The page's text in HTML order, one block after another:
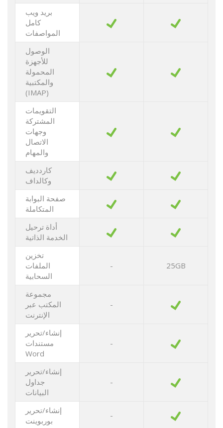
بريد ويب
كامل
المواصفات
الوصول
للأجهزة
المحمولة
والمكتبية
(IMAP)
التقويمات
المشتركة
وجهات
الاتصال
والمهام
كاردديف
وكالداف
صفحة البوابة
المتكاملة
أداة ترحيل
الخدمة الذاتية
تخزين
الملفات
السحابية
- 25GB
مجموعة
المكتب عبر
الإنترنت
-
إنشاء/تحرير
مستندات
Word
-
إنشاء/تحرير
جداول
البيانات
-
إنشاء/تحرير
بوربوينت
-